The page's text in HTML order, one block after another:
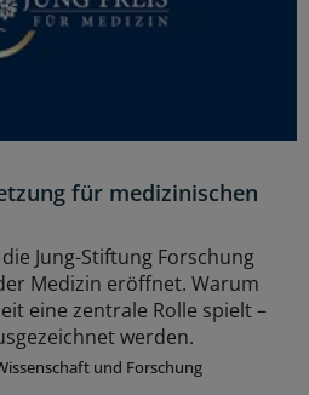
für medizinischen
Jung-Stiftung Forschung
Medizin eröffnet. Warum
eine zentrale Rolle spielt –
werden.
und Forschung